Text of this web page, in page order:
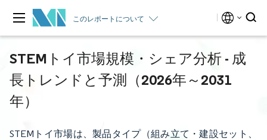
このレポートについて
STEMトイ市場規模・シェア分析 - 成
長トレンドと予測（2026年～2031
年）
STEMトイ市場は、製品タイプ（組み立て・建設セット、